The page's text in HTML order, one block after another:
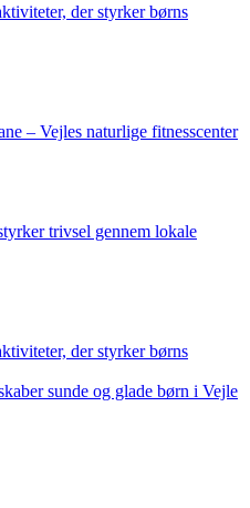
der styrker børns
– Vejles naturlige fitnesscenter
trivsel gennem lokale
der styrker børns
sunde og glade børn i Vejle